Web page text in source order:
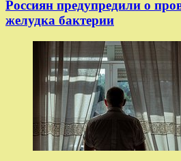
Россиян предупредили о
желудка бактерии